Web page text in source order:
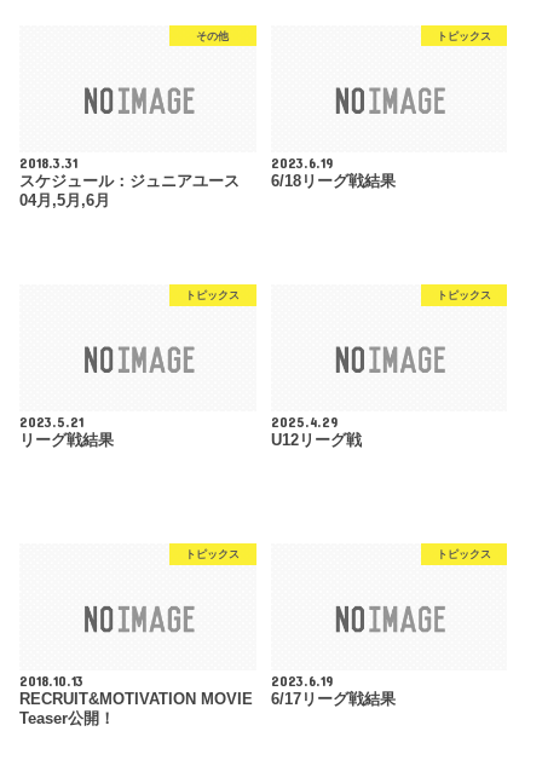
その他
2018.3.31
スケジュール：ジュニアユース
04月,5月,6月
トピックス
2023.6.19
6/18リーグ戦結果
トピックス
2023.5.21
リーグ戦結果
トピックス
2025.4.29
U12リーグ戦
トピックス
2018.10.13
RECRUIT&MOTIVATION MOVIE
Teaser公開！
トピックス
2023.6.19
6/17リーグ戦結果